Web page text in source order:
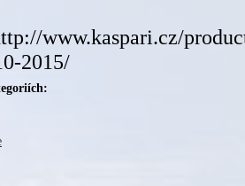
www.kaspari.cz/
2015/